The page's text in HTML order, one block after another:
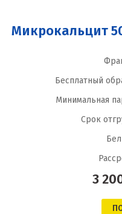
Микрокальцит
Бесплатный
Минимальная
Срок
3